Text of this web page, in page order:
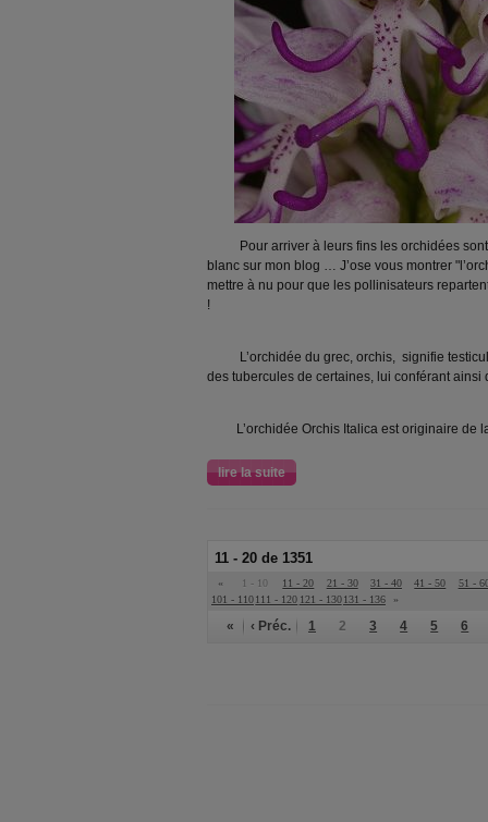
Pour arriver à leurs fins les orchidées sont
blanc sur mon blog … J’ose vous montrer
mettre à nu pour que les pollinisateurs
!
L’orchidée du grec, orchis, signifie
des tubercules de certaines, lui conférant
L’orchidée Orchis Italica est originaire de
lire la suite
11 - 20 de 1351
« 1 - 10 11 - 20 21 - 30 31 - 40 41 - 50
51 -
101 - 110111 - 120 121 - 130 131 - 136 »
« ‹ Préc. 1 2 3 4 5 6